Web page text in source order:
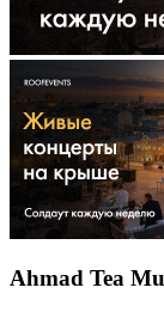
Ahmad Tea